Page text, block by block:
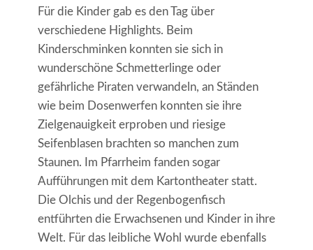
Für die Kinder gab es den Tag über
verschiedene Highlights. Beim
Kinderschminken konnten sie sich in
wunderschöne Schmetterlinge oder
gefährliche Piraten verwandeln, an Ständen
wie beim Dosenwerfen konnten sie ihre
Zielgenauigkeit erproben und riesige
Seifenblasen brachten so manchen zum
Staunen. Im Pfarrheim fanden sogar
Aufführungen mit dem Kartontheater statt.
Die Olchis und der Regenbogenfisch
entführten die Erwachsenen und Kinder in ihre
Welt. Für das leibliche Wohl wurde ebenfalls